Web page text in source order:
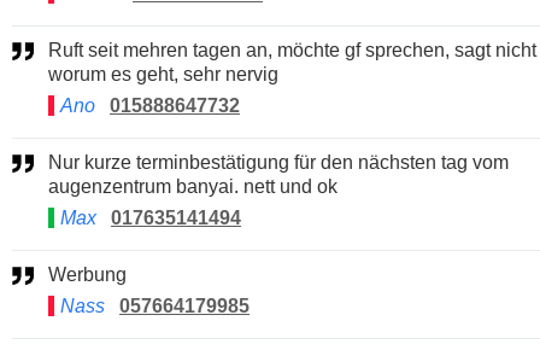
Ruft seit mehren tagen an, möchte gf sprechen, sagt nicht
worum es geht, sehr nervig
Ano
015888647732
Nur kurze terminbestätigung für den nächsten tag vom
augenzentrum banyai. nett und ok
Max
017635141494
Werbung
Nass
057664179985